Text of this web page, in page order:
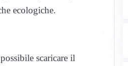
ecologiche.
scaricare il